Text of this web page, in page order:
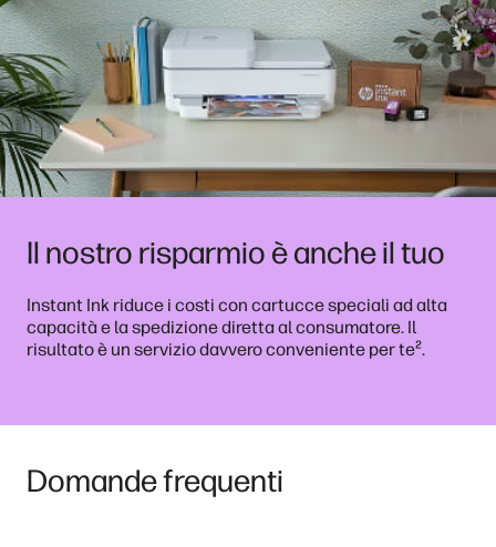
Il nostro risparmio è anche il tuo
Instant Ink riduce i costi con cartucce speciali ad alta
capacità e la spedizione diretta al consumatore. Il
risultato è un servizio davvero conveniente per te².
Domande frequenti